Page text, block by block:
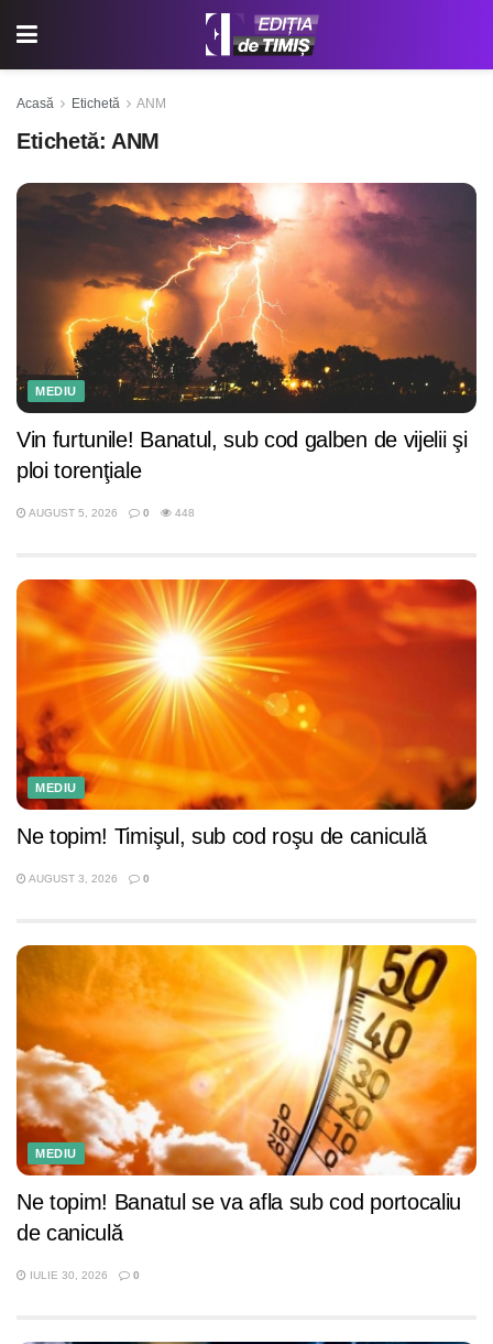
Acasă Etichetă ANM
Etichetă: ANM
MEDIU
Vin furtunile! Banatul, sub cod galben de vijelii şi
ploi torenţiale
AUGUST 5, 2026 0 448
MEDIU
Ne topim! Timişul, sub cod roşu de caniculă
AUGUST 3, 2026 0
MEDIU
Ne topim! Banatul se va afla sub cod portocaliu
de caniculă
IULIE 30, 2026 0